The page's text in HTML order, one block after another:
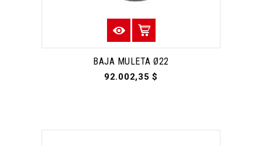
BAJA MULETA Ø22
92.002,35 $